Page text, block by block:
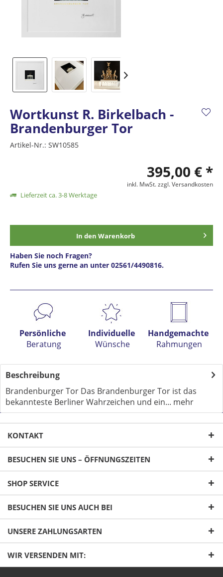
Wortkunst R. Birkelbach -
Brandenburger Tor
Artikel-Nr.: SW10585
395,00 € *
inkl. MwSt.zzgl. Versandkosten
Lieferzeit ca. 3-8 Werktage
In den Warenkorb
Haben Sie noch Fragen?
Rufen Sie uns gerne an unter 02561/4490816.
Preis anfragen
Ich habe die
Mit * gekennzeichnete Felder sind Pflichtfelder.
Senden
Persönliche
Beratung
Individuelle
Wünsche
Handgemachte
Rahmungen
Beschreibung
Brandenburger Tor Das Brandenburger Tor ist das
bekannteste Berliner Wahrzeichen und ein... mehr
KONTAKT
BESUCHEN SIE UNS – ÖFFNUNGSZEITEN
SHOP SERVICE
BESUCHEN SIE UNS AUCH BEI
UNSERE ZAHLUNGSARTEN
WIR VERSENDEN MIT: